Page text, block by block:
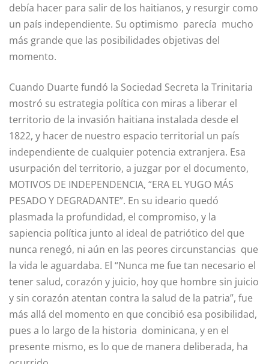
debía hacer para salir de los haitianos, y resurgir como
un país independiente. Su optimismo parecía mucho
más grande que las posibilidades objetivas del
momento.
Cuando Duarte fundó la Sociedad Secreta la Trinitaria
mostró su estrategia política con miras a li­berar el
territorio de la invasión haitiana instalada desde el
1822, y hacer de nuestro espacio territorial un país
independiente de cualquier potencia extranjera. Esa
usurpación del territorio, a juzgar por el documento,
MOTIVOS DE INDEPENDENCIA, “ERA EL YUGO MÁS
PESADO Y DEGRA­DAN­TE”. En su ideario quedó
plasmada la profundidad, el compromiso, y la
sapiencia política junto al ideal de patriótico del que
nunca renegó, ni aún en las peores circunstancias que
la vida le aguardaba. El “Nunca me fue tan necesario el
tener salud, corazón y juicio, hoy que hombre sin juicio
y sin corazón atentan contra la salud de la patria”, fue
más allá del momento en que concibió esa posibilidad,
pues a lo largo de la historia dominicana, y en el
presente mismo, es lo que de manera deli­berada, ha